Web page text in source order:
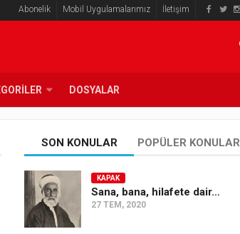
Abonelik Mobil Uygulamalarımız İletişim
DOSYALAR
SON KONULAR POPÜLER KONULAR
KAPAK
Sana, bana, hilafete dair…
27 TEM, 2020